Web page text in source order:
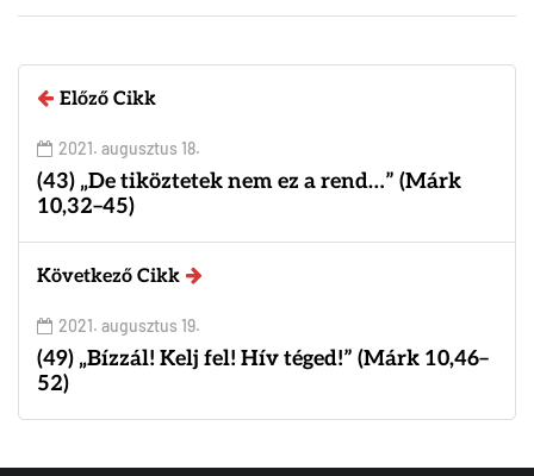
Előző Cikk
2021. augusztus 18.
(43) „De tiköztetek nem ez a rend…” (Márk
10,32–45)
Következő Cikk
2021. augusztus 19.
(49) „Bízzál! Kelj fel! Hív téged!” (Márk 10,46–
52)